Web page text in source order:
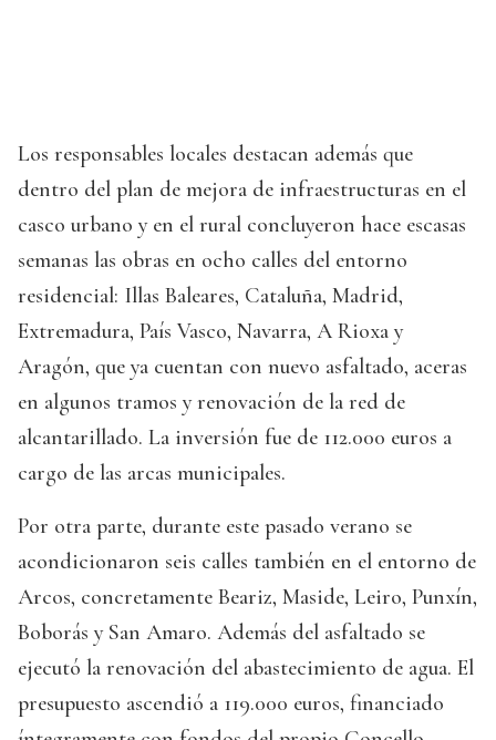
Los responsables locales destacan además que
dentro del plan de mejora de infraestructuras en el
casco urbano y en el rural concluyeron hace escasas
semanas las obras en ocho calles del entorno
residencial: Illas Baleares, Cataluña, Madrid,
Extremadura, País Vasco, Navarra, A Rioxa y
Aragón, que ya cuentan con nuevo asfaltado, aceras
en algunos tramos y renovación de la red de
alcantarillado. La inversión fue de 112.000 euros a
cargo de las arcas municipales.
Por otra parte, durante este pasado verano se
acondicionaron seis calles también en el entorno de
Arcos, concretamente Beariz, Maside, Leiro, Punxín,
Boborás y San Amaro. Además del asfaltado se
ejecutó la renovación del abastecimiento de agua. El
presupuesto ascendió a 119.000 euros, financiado